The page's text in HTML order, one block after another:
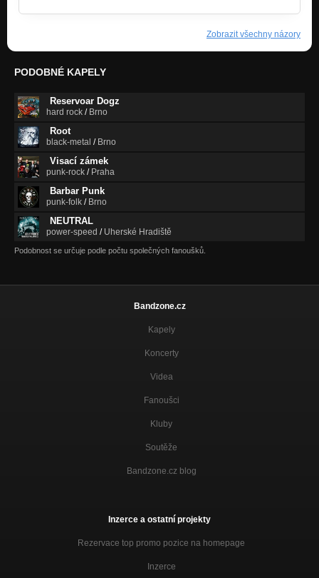
Zobrazit všechny názory
PODOBNÉ KAPELY
Reservoar Dogz
hard rock / Brno
Root
black-metal / Brno
Visací zámek
punk-rock / Praha
Barbar Punk
punk-folk / Brno
NEUTRAL
power-speed / Uherské Hradiště
Podobnost se určuje podle počtu společných fanoušků.
Bandzone.cz
Kapely
Koncerty
Videa
Fanoušci
Kluby
Soutěže
Bandzone.cz blog
Inzerce a ostatní projekty
Rezervace top promo pozice na homepage
Inzerce